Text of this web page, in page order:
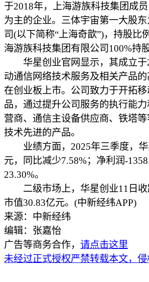
于2018年，上海游族科技集团成
为主的企业。三体宇宙第一大股
司(以下简称“上海奇歆”)，持股比
海游族科技集团有限公司100%持股
华星创业官网显示，其成立于
动通信网络技术服务及相关产品
在创业板上市。公司致力于开拓
品，通过提升公司服务的执行能
营商、通信主设备供应商、铁塔
技术先进的产品。
业绩方面，2025年三季度，华
元，同比减少7.58%；净利润-
23.30%。
二级市场上，华星创业11日收
市值30.83亿元。(中新经纬APP)
来源：中新经纬
编辑：张嘉怡
广告等商务合作， 请点击这里
未经过正式授权严禁转载本文，